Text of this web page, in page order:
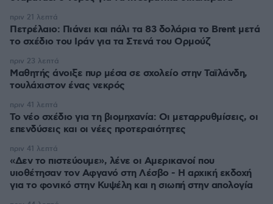
Πετρέλαιο: Πιάνει και πάλι τα 83 δολάρια το Brent μετά
το σχέδιο του Ιράν για τα Στενά του Ορμούζ
πριν 21 λεπτά
Μαθητής άνοιξε πυρ μέσα σε σχολείο στην Ταϊλάνδη,
τουλάχιστον ένας νεκρός
πριν 23 λεπτά
Το νέο σχέδιο για τη βιομηχανία: Οι μεταρρυθμίσεις, οι
επενδύσεις και οι νέες προτεραιότητες
πριν 41 λεπτά
«Δεν το πιστεύουμε», λένε οι Αμερικανοί που
υιοθέτησαν τον Αφγανό στη Λέσβο - Η αρχική εκδοχή
για το φονικό στην Κυψέλη και η σιωπή στην απολογία
πριν 41 λεπτά